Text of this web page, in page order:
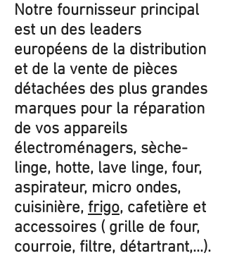
Notre fournisseur principal
est un des leaders
européens de la distribution
et de la vente de pièces
détachées des plus grandes
marques pour la réparation
de vos appareils
électroménagers, sèche-
linge, hotte, lave linge, four,
aspirateur, micro ondes,
cuisinière, frigo, cafetière et
accessoires ( grille de four,
courroie, filtre, détartrant,...).